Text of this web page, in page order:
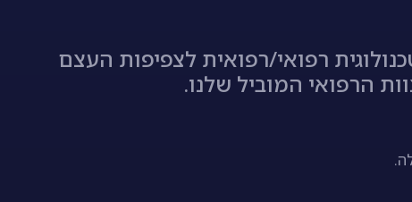
רפואי/רפואית לצפיפות העצם
הרפואי המוביל שלנו.